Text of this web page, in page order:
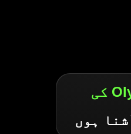
اینڈرائڈ کیلئے Olymptrade کی
ہوں